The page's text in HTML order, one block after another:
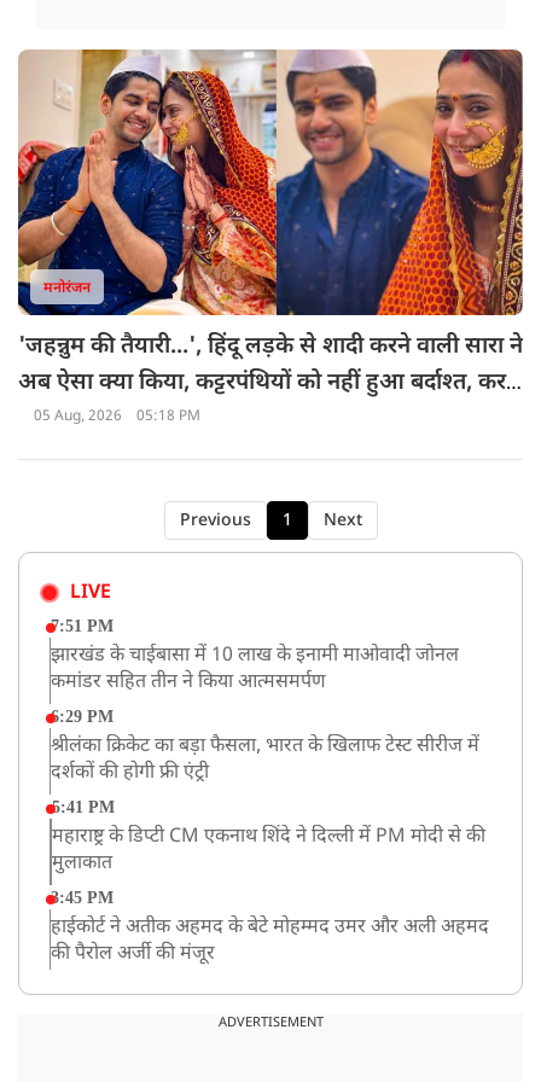
मनोरंजन
'जहन्नुम की तैयारी...', हिंदू लड़के से शादी करने वाली सारा ने
अब ऐसा क्या किया, कट्टरपंथियों को नहीं हुआ बर्दाश्त, कर
डाली शर्मनाक हरकत
05 Aug, 2026 05:18 PM
Previous 1 Next
LIVE
7:51 PM
झारखंड के चाईबासा में 10 लाख के इनामी माओवादी जोनल
कमांडर सहित तीन ने किया आत्मसमर्पण
6:29 PM
श्रीलंका क्रिकेट का बड़ा फैसला, भारत के खिलाफ टेस्ट सीरीज में
दर्शकों की होगी फ्री एंट्री
5:41 PM
महाराष्ट्र के डिप्टी CM एकनाथ शिंदे ने दिल्ली में PM मोदी से की
मुलाकात
3:45 PM
हाईकोर्ट ने अतीक अहमद के बेटे मोहम्मद उमर और अली अहमद
की पैरोल अर्जी की मंजूर
CM योगी का सपा पर हमला, कहा- वोट बैंक की राजनीति ने
ADVERTISEMENT